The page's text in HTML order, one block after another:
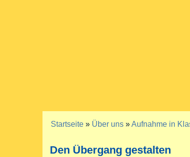
Sie sind hier
Startseite » Über uns »Aufnahme in
Den Übergang gestalten